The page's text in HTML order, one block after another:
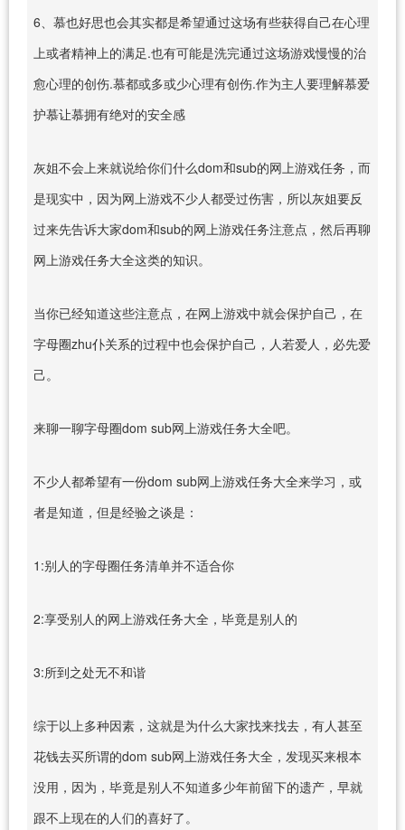
6、慕也好思也会其实都是希望通过这场有些获得自己在心理
上或者精神上的满足.也有可能是洗完通过这场游戏慢慢的治
愈心理的创伤.慕都或多或少心理有创伤.作为主人要理解慕爱
护慕让慕拥有绝对的安全感
灰姐不会上来就说给你们什么dom和sub的网上游戏任务，而
是现实中，因为网上游戏不少人都受过伤害，所以灰姐要反
过来先告诉大家dom和sub的网上游戏任务注意点，然后再聊
网上游戏任务大全这类的知识。
当你已经知道这些注意点，在网上游戏中就会保护自己，在
字母圈zhu仆关系的过程中也会保护自己，人若爱人，必先爱
己。
来聊一聊字母圈dom sub网上游戏任务大全吧。
不少人都希望有一份dom sub网上游戏任务大全来学习，或
者是知道，但是经验之谈是：
1:别人的字母圈任务清单并不适合你
2:享受别人的网上游戏任务大全，毕竟是别人的
3:所到之处无不和谐
综于以上多种因素，这就是为什么大家找来找去，有人甚至
花钱去买所谓的dom sub网上游戏任务大全，发现买来根本
没用，因为，毕竟是别人不知道多少年前留下的遗产，早就
跟不上现在的人们的喜好了。